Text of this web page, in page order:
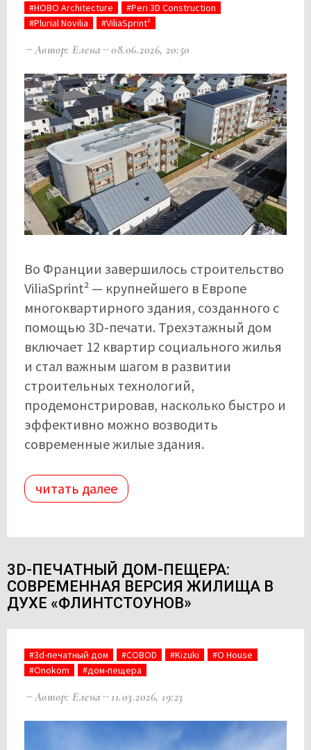
#HOBO Architecture
#Peri 3D Construction
#Plurial Novilia
#ViliaSprint²
Автор: Елена 08.06.2026, 20:50
Во Франции завершилось строительство
ViliaSprint² — крупнейшего в Европе
многоквартирного здания, созданного с
помощью 3D-печати. Трехэтажный дом
включает 12 квартир социального жилья
и стал важным шагом в развитии
строительных технологий,
продемонстрировав, насколько быстро и
эффективно можно возводить
современные жилые здания.
читать далее
3D-ПЕЧАТНЫЙ ДОМ-ПЕЩЕРА:
СОВРЕМЕННАЯ ВЕРСИЯ ЖИЛИЩА В
ДУХЕ «ФЛИНТСТОУНОВ»
#3d-печатный дом #COBOD #Kizuki
#O House
#Onokom
#дом-пещера
Автор: Елена 11.03.2026, 19:23